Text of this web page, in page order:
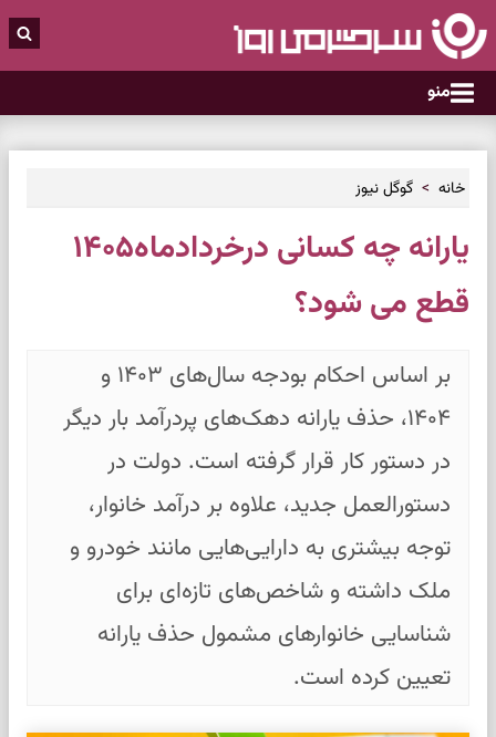
منو
خانه گوگل نیوز
یارانه چه کسانی درخردادماه۱۴۰۵
قطع می شود؟
بر اساس احکام بودجه سال‌های ۱۴۰۳ و
۱۴۰۴، حذف یارانه دهک‌های پردرآمد بار دیگر
در دستور کار قرار گرفته است. دولت در
دستورالعمل جدید، علاوه بر درآمد خانوار،
توجه بیشتری به دارایی‌هایی مانند خودرو و
ملک داشته و شاخص‌های تازه‌ای برای
شناسایی خانوارهای مشمول حذف یارانه
تعیین کرده است.